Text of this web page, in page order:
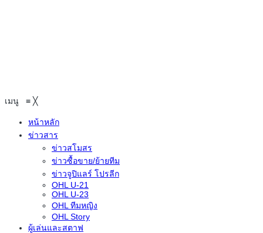
เมนู ≡ ╳
หน้าหลัก
ข่าวสาร
ข่าวสโมสร
ข่าวซื้อขาย/ย้ายทีม
ข่าวจูปิแลร์ โปรลีก
OHL U-21
OHL U-23
OHL ทีมหญิง
OHL Story
ผู้เล่นและสตาฟ